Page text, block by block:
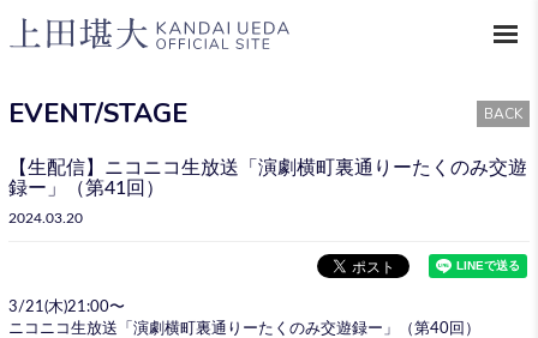
EVENT/STAGE BACK
【生配信】ニコニコ生放送「演劇横町裏通りーたくのみ交遊
録ー」（第41回）
2024.03.20
3/21(木)21:00〜
ニコニコ生放送「演劇横町裏通りーたくのみ交遊録ー」（第40回）